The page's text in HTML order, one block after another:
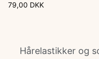
79,00 DKK
Hårelastikker og